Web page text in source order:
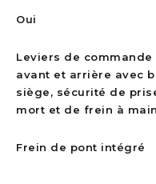
Oui
Leviers de
avant et arrière avec
siège, sécurité de
mort et de frein à main
Frein de pont intégré